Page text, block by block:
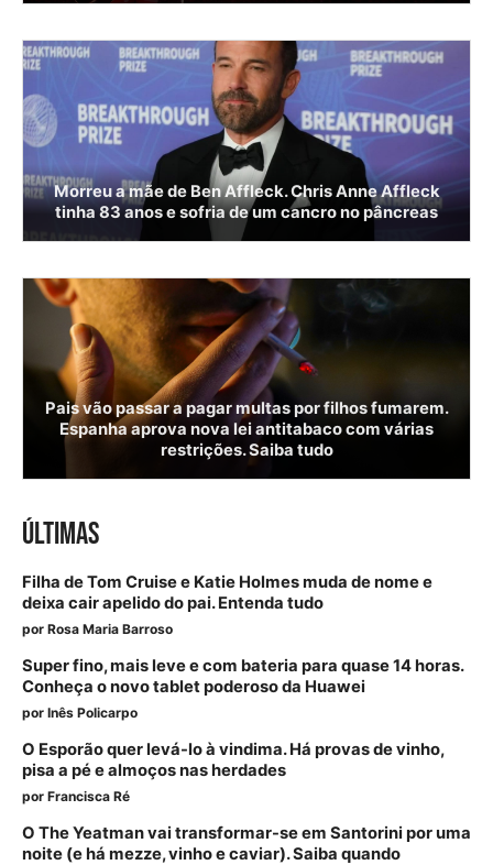
Morreu a mãe de Ben Affleck. Chris Anne Affleck
tinha 83 anos e sofria de um cancro no pâncreas
Pais vão passar a pagar multas por filhos fumarem.
Espanha aprova nova lei antitabaco com várias
restrições. Saiba tudo
ÚLTIMAS
Filha de Tom Cruise e Katie Holmes muda de nome e
deixa cair apelido do pai. Entenda tudo
por Rosa Maria Barroso
Super fino, mais leve e com bateria para quase 14 horas.
Conheça o novo tablet poderoso da Huawei
por Inês Policarpo
O Esporão quer levá-lo à vindima. Há provas de vinho,
pisa a pé e almoços nas herdades
por Francisca Ré
O The Yeatman vai transformar-se em Santorini por uma
noite (e há mezze, vinho e caviar). Saiba quando